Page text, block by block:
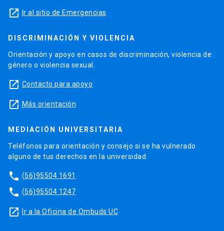
launch Ir al sitio de Emergencias
DISCRIMINACIÓN Y VIOLENCIA
Orientación y apoyo en casos de discriminación, violencia de
género o violencia sexual.
launch Contacto para apoyo
launch Más orientación
MEDIACIÓN UNIVERSITARIA
Teléfonos para orientación y consejo si se ha vulnerado
alguno de tus derechos en la universidad.
phone (56)95504 1691
phone (56)95504 1247
launch Ir a la Oficina de Ombuds UC